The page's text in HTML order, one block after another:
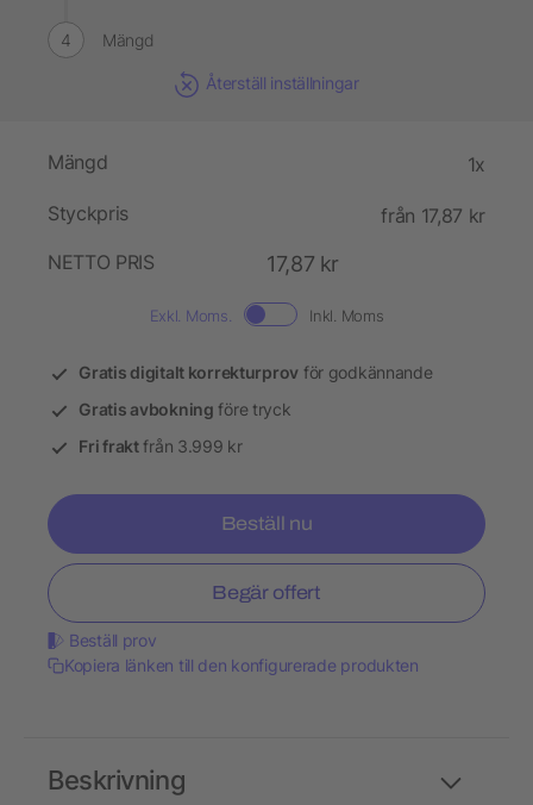
Mängd
Återställ inställningar
Mängd 1x
Styckpris
från 17,87 kr
NETTO PRIS
17,87 kr
Exkl. Moms. Inkl. Moms
Gratis digitalt korrekturprov för godkännande
Gratis avbokning före tryck
Fri fraktfrån 3.999 kr
Beställ nu
Begär offert
Beställ prov
Kopiera länken till den konfigurerade produkten
Beskrivning